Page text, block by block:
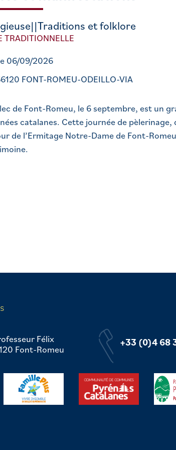
et folklore
TRADITIONNELLE
06/09/2026
FONT-ROMEU-ODEILLO-VIA
de Font-Romeu, le 6 septembre, est
catalanes. Cette journée de
de l’Ermitage Notre-Dame de Font-
Félix
Font-Romeu
+33 (0)4 68